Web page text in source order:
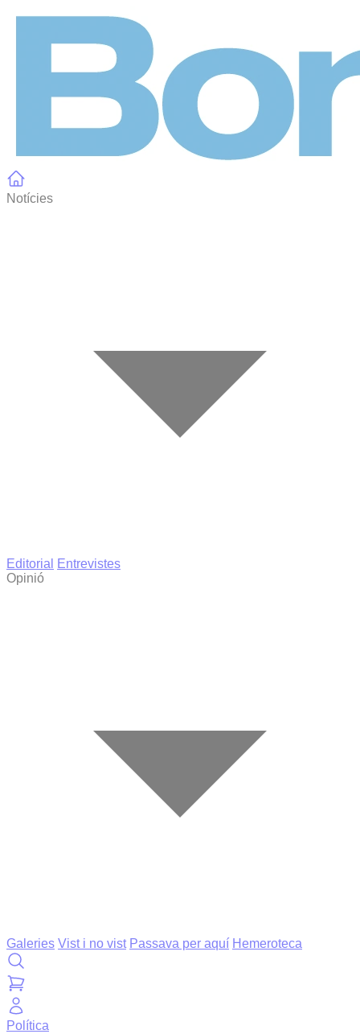
Notícies
Editorial
Entrevistes
Opinió
Galeries Vist i no vist Passava per aquí Hemeroteca
Política